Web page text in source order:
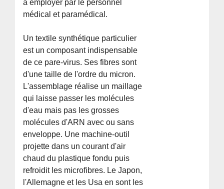
à employer par le personnel
médical et paramédical.
Un textile synthétique particulier
est un composant indispensable
de ce pare-virus. Ses fibres sont
d'une taille de l'ordre du micron.
L'assemblage réalise un maillage
qui laisse passer les molécules
d'eau mais pas les grosses
molécules d'ARN avec ou sans
enveloppe. Une machine-outil
projette dans un courant d'air
chaud du plastique fondu puis
refroidit les microfibres. Le Japon,
l'Allemagne et les Usa en sont les